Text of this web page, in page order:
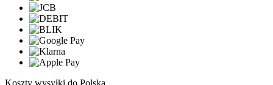
Koszty wysyłki do Polska